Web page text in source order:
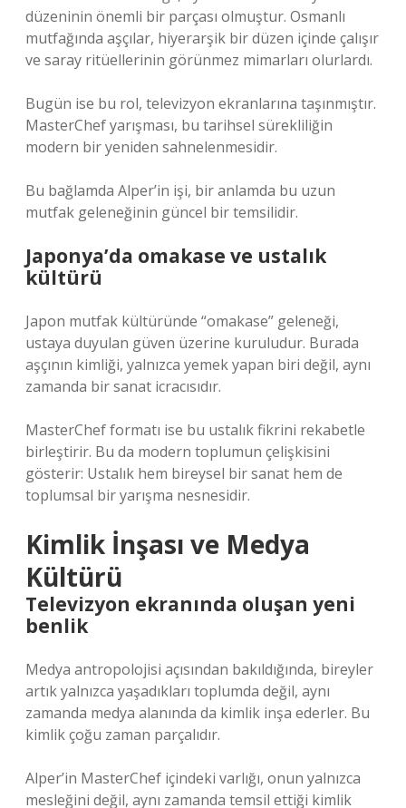
düzeninin önemli bir parçası olmuştur. Osmanlı
mutfağında aşçılar, hiyerarşik bir düzen içinde çalışır
ve saray ritüellerinin görünmez mimarları olurlardı.
Bugün ise bu rol, televizyon ekranlarına taşınmıştır.
MasterChef yarışması, bu tarihsel sürekliliğin
modern bir yeniden sahnelenmesidir.
Bu bağlamda Alper’in işi, bir anlamda bu uzun
mutfak geleneğinin güncel bir temsilidir.
Japonya’da omakase ve ustalık
kültürü
Japon mutfak kültüründe “omakase” geleneği,
ustaya duyulan güven üzerine kuruludur. Burada
aşçının kimliği, yalnızca yemek yapan biri değil, aynı
zamanda bir sanat icracısıdır.
MasterChef formatı ise bu ustalık fikrini rekabetle
birleştirir. Bu da modern toplumun çelişkisini
gösterir: Ustalık hem bireysel bir sanat hem de
toplumsal bir yarışma nesnesidir.
Kimlik İnşası ve Medya
Kültürü
Televizyon ekranında oluşan yeni
benlik
Medya antropolojisi açısından bakıldığında, bireyler
artık yalnızca yaşadıkları toplumda değil, aynı
zamanda medya alanında da kimlik inşa ederler. Bu
kimlik çoğu zaman parçalıdır.
Alper’in MasterChef içindeki varlığı, onun yalnızca
mesleğini değil, aynı zamanda temsil ettiği kimlik